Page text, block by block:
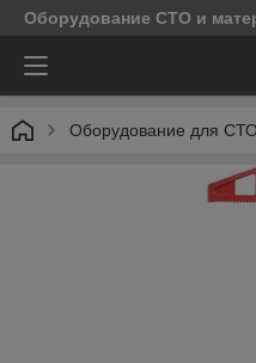
Оборудование СТО и
Оборудование для СТО